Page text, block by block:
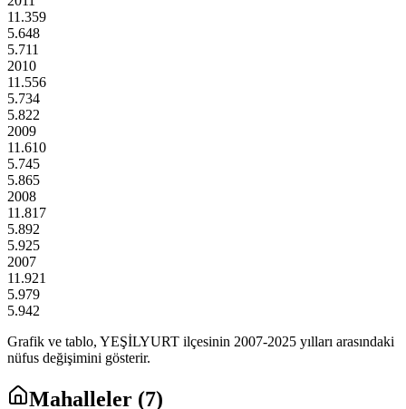
11.359
5.648
5.711
2010
11.556
5.734
5.822
2009
11.610
5.745
5.865
2008
11.817
5.892
5.925
2007
11.921
5.979
5.942
Grafik ve tablo, YEŞİLYURT ilçesinin 2007-2025 yılları arasındaki
nüfus değişimini gösterir.
Mahalleler (7)